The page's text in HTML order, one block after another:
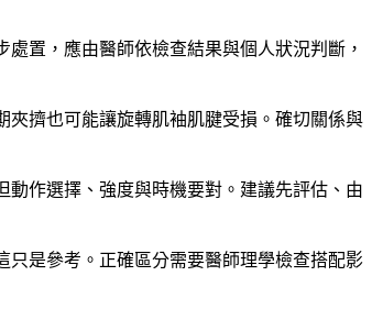
置，應由醫師依檢查結果與個人狀況判斷，
擠也可能讓旋轉肌袖肌腱受損。確切關係與
作選擇、強度與時機要對。建議先評估、由
是參考。正確區分需要醫師理學檢查搭配影